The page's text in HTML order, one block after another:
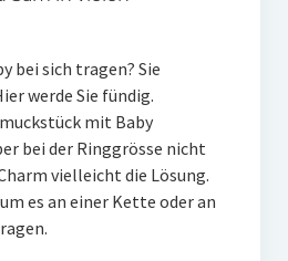
vielen Varianten
bei sich tragen? Sie
werde Sie fündig.
mit Baby
bei der Ringgrösse nicht
vielleicht die Lösung.
es an einer Kette oder an